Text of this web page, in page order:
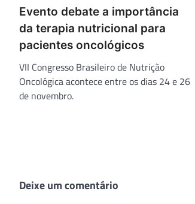
Evento debate a importância
da terapia nutricional para
pacientes oncológicos
VII Congresso Brasileiro de Nutrição
Oncológica acontece entre os dias 24 e 26
de novembro.
Deixe um comentário